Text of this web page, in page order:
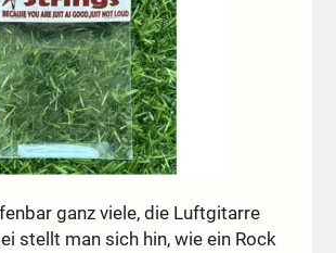
ganz viele, die Luftgitarre
stellt man sich hin, wie ein Rock